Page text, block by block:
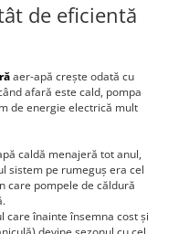
de eficientă
aer-apă crește odată cu
afară este cald, pompa
de energie electrică mult
caldă menajeră tot anul,
sistem pe rumeguș era cel
care pompele de căldură
care înainte însemna cost și